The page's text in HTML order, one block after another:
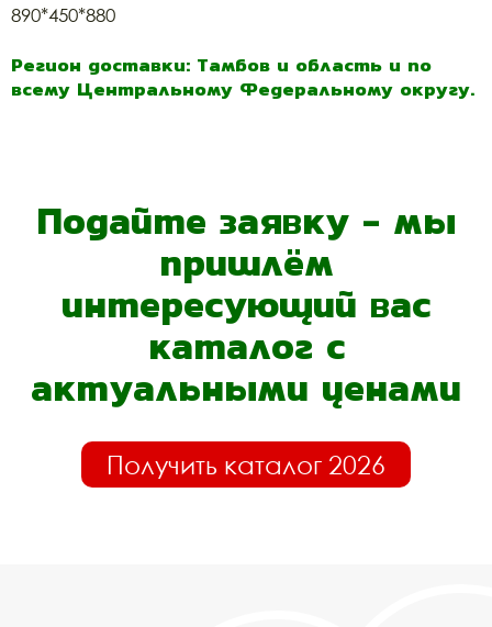
890*450*880
Регион доставки: Тамбов и область и по
всему Центральному Федеральному округу.
Подайте заявку - мы
пришлём
интересующий вас
каталог с
актуальными ценами
Получить каталог 2026